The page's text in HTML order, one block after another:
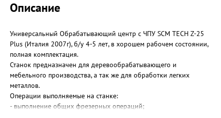
Описание
Универсальный Обрабатывающий центр с ЧПУ SCM TECH Z-25
Plus (Италия 2007г), б/у 4-5 лет, в хорошем рабочем состоянии,
полная комплектация.
Станок предназначен для деревообрабатывающего и
мебельного производства, а так же для обработки легких
металлов.
Операции выполняемые на станке:
- выполнение общих фрезерных операций;